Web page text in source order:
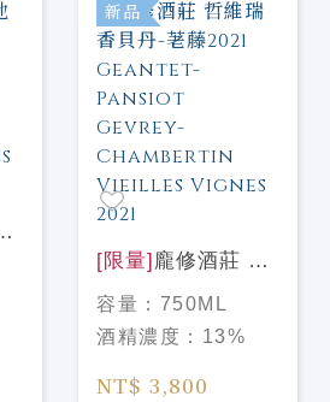
新品
[限量] 龐修酒莊 哲
維瑞香貝丹-荖藤
2021 Geantet-
Pansiot Gevrey-
Chambertin
容量： 750ML
酒精濃度： 13%
NT$ 3,800